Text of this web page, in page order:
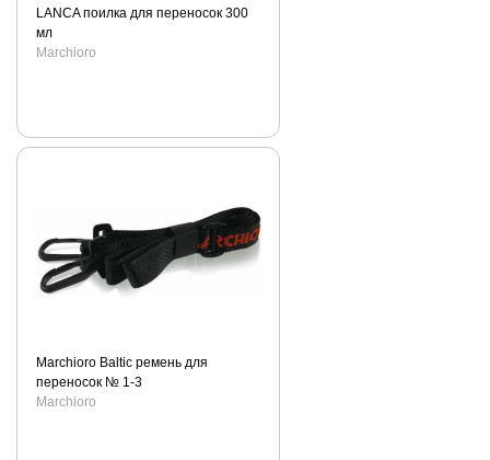
LANCA поилка для переносок 300
мл
Marchioro
Marchioro Baltic ремень для
переносок № 1-3
Marchioro